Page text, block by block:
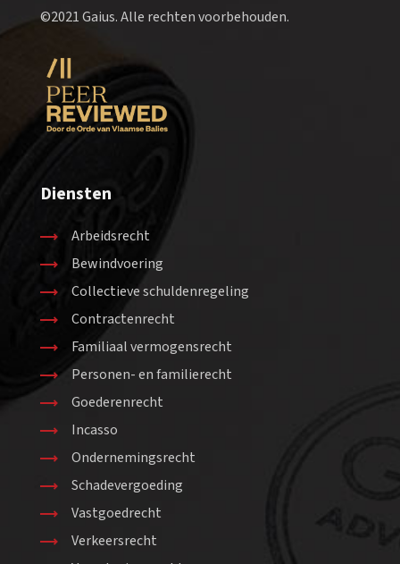
©2021 Gaius. Alle rechten voorbehouden.
Diensten
Arbeidsrecht
Bewindvoering
Collectieve schuldenregeling
Contractenrecht
Familiaal vermogensrecht
Personen- en familierecht
Goederenrecht
Incasso
Ondernemingsrecht
Schadevergoeding
Vastgoedrecht
Verkeersrecht